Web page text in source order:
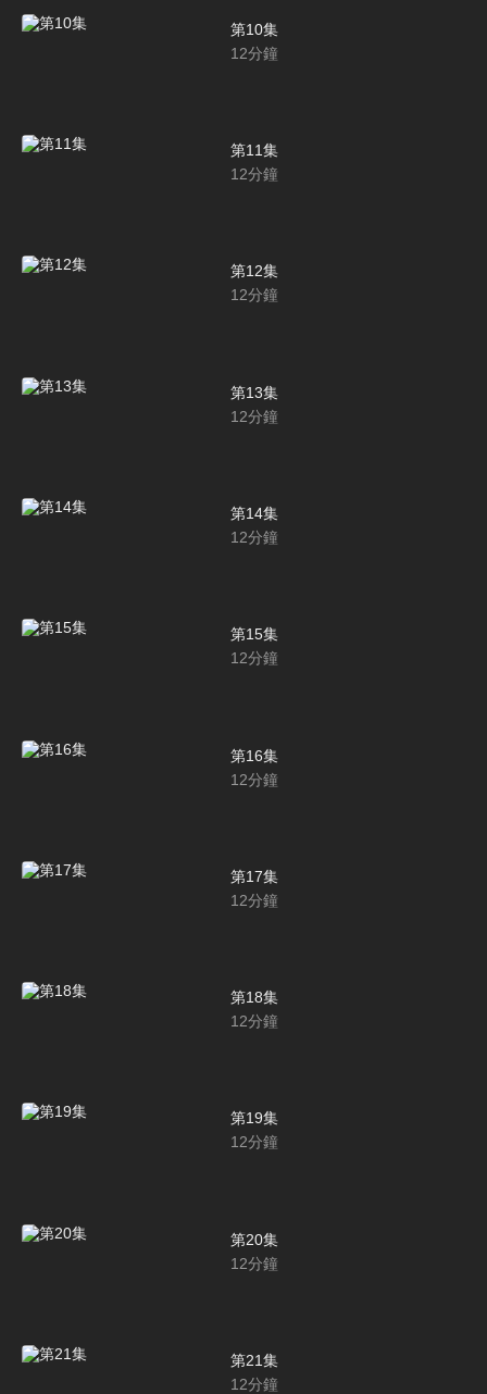
第10集
12分鐘
第11集
12分鐘
第12集
12分鐘
第13集
12分鐘
第14集
12分鐘
第15集
12分鐘
第16集
12分鐘
第17集
12分鐘
第18集
12分鐘
第19集
12分鐘
第20集
12分鐘
第21集
12分鐘